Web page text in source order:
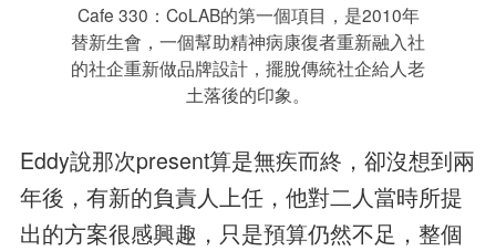
Cafe 330：CoLAB的第一個項目，是2010年
替新生會，一個幫助精神病康復者重新融入社
的社企重新做品牌設計，擺脫傳統社企給人老
土落後的印象。
Eddy說那次present算是無疾而終，卻沒想到兩
年後，有新的負責人上任，他對二人當時所提
出的方案很感興趣，只是預算仍然不足，整個